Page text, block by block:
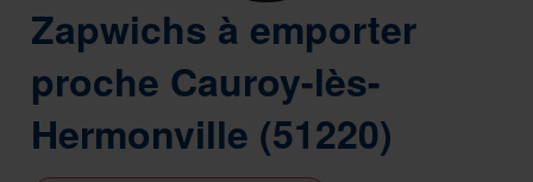
Zapwichs à emporter
proche Cauroy-lès-
Hermonville (51220)